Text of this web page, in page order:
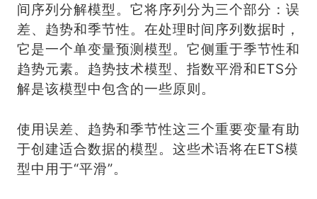
间序列分解模型。它将序列分为三个部分：误
差、趋势和季节性。在处理时间序列数据时，
它是一个单变量预测模型。它侧重于季节性和
趋势元素。趋势技术模型、指数平滑和ETS分
解是该模型中包含的一些原则。
使用误差、趋势和季节性这三个重要变量有助
于创建适合数据的模型。这些术语将在ETS模
型中用于“平滑”。